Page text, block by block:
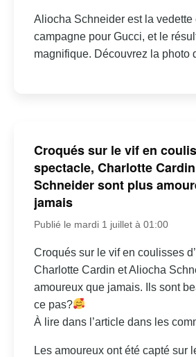
Aliocha Schneider est la vedette
campagne pour Gucci, et le
magnifique. Découvrez la photo
Croqués sur le vif en
spectacle, Charlotte
Schneider sont plus
jamais
Publié le mardi 1 juillet à 01:00
Croqués sur le vif en coulisses
Charlotte Cardin et Aliocha
amoureux que jamais. Ils sont
ce pas?
À lire dans l’article dans les
Les amoureux ont été capté sur